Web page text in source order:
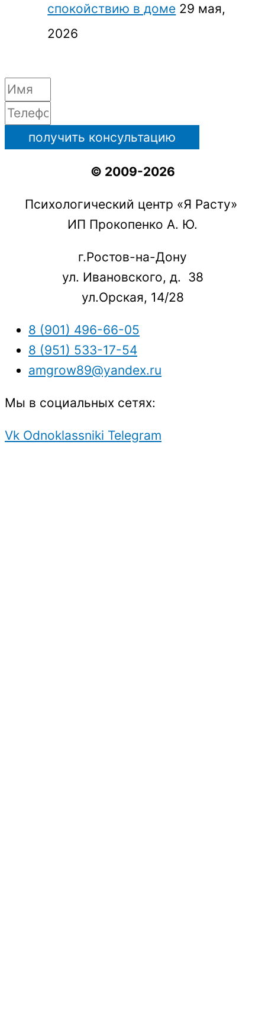
спокойствию в доме 29 мая,
2026
получить консультацию
© 2009-2026
Психологический центр «Я Расту»
ИП Прокопенко А. Ю.
г.Ростов-на-Дону
ул. Ивановского, д. 38
ул.Орская, 14/28
8 (901) 496-66-05
8 (951) 533-17-54
amgrow89@yandex.ru
Мы в социальных сетях:
Vk Odnoklassniki Telegram